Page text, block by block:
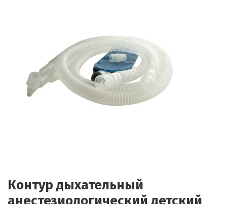
Контур дыхательный
анестезиологический детский